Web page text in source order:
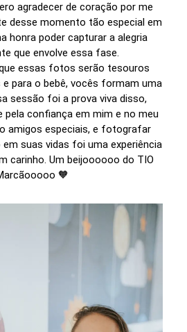
agradecer de coração por me
desse momento tão especial em
honra poder capturar a alegria
que envolve essa fase.
essas fotos serão tesouros
para o bebê, vocês formam uma
sessão foi a prova viva disso,
pela confiança em mim e no meu
amigos especiais, e fotografar
suas vidas foi uma experiência
carinho. Um beijoooooo do TIO
🧡